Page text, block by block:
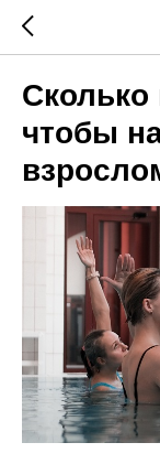
чтобы